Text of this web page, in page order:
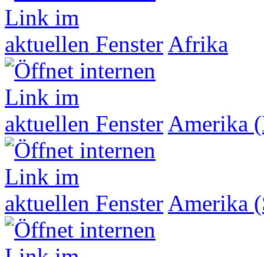
Afrika
Amerika
Amerika